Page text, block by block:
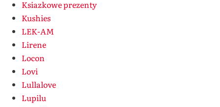
Ksiazkowe prezenty
Kushies
LEK-AM
Lirene
Locon
Lovi
Lullalove
Lupilu